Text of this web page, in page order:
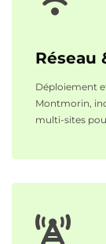
Réseau
Déploiement
Montmorin,
multi-sites